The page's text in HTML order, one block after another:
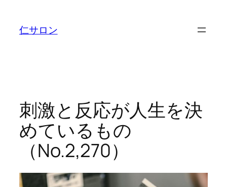
仁サロン
刺激と反応が人生を決
めているもの
（No.2,270）